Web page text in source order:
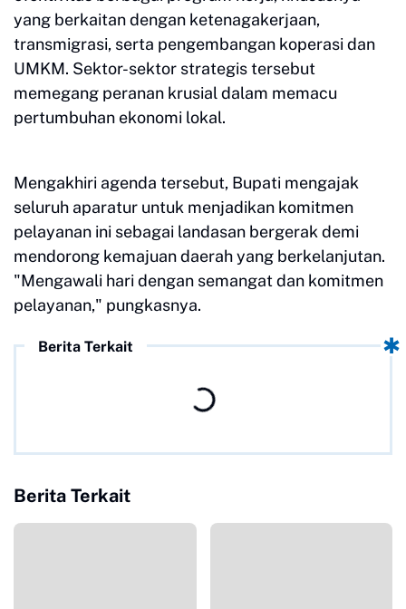
yang berkaitan dengan ketenagakerjaan,
transmigrasi, serta pengembangan koperasi dan
UMKM. Sektor-sektor strategis tersebut
memegang peranan krusial dalam memacu
pertumbuhan ekonomi lokal.
Mengakhiri agenda tersebut, Bupati mengajak
seluruh aparatur untuk menjadikan komitmen
pelayanan ini sebagai landasan bergerak demi
mendorong kemajuan daerah yang berkelanjutan.
"Mengawali hari dengan semangat dan komitmen
pelayanan," pungkasnya.
Berita Terkait
Berita Terkait